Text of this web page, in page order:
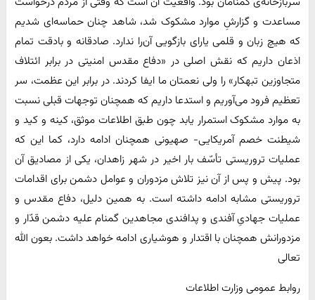
مساعدت و گزارشِ موارد مشکوک شد، شاهد چنان حماسه‌ای شدیم
که هیچ زبان و قلمی یارای بازگویی آن‌را ندارد. صادقانه و بادقت تمام
اذعان داریم که نقش اصلی در «دفاع مقدس امنیتی در برابر ائتلاف
متجاوزین تبهکار» را ولی نعمتان ما ایفا کردند. در برابر این عظمت، سر
تعظیم فرود می‌آوریم و استدعا داریم که همچنان توجهات قبلی نسبت
به موارد مشکوک استمرار یابد چون طبق اطلاعات موثق، کینه و کید و
شیطنت خصم آمریکایی- صهیونی همچنان ادامه دارد، کما این که
عملیات تروریستی تأسّف بار اخیر در شهر زاهدان، یکی از مصادیق آن
بود. پیش و پس از آن نیز تلاش مزدوران و عوامل دشمن برای اقدامات
تروریستی مشابه ادامه داشته است. به همین دلیل، دفاع مقدس و
عملیات جهادیِ آفندی و پدافندی مجاهدین گمنام علیه دشمن قدّار و
مزدورانش همچنان با اقتدار و هوشیاری ادامه خواهد داشت. بعون الله
تعالی
روابط عمومی وزارت اطلاعات